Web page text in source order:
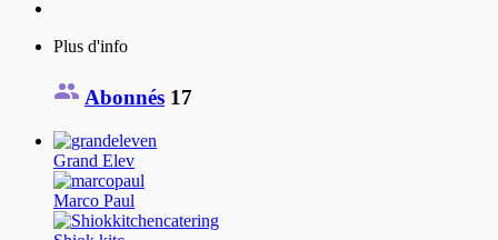
Plus d'info
Abonnés 17
Grand Elev
Marco Paul